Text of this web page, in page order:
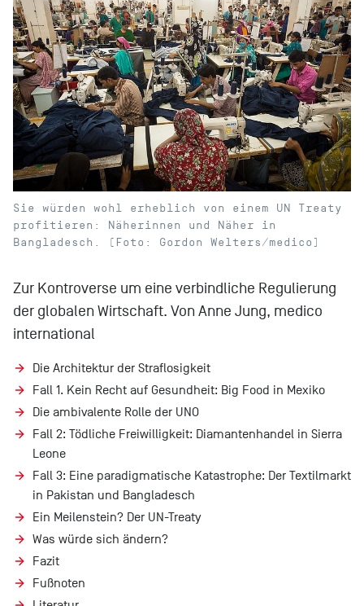
Sie würden wohl erheblich von einem UN Treaty
profitieren: Näherinnen und Näher in
Bangladesch. (Foto: Gordon Welters/medico)
Zur Kontroverse um eine verbindliche Regulierung
der globalen Wirtschaft. Von Anne Jung, medico
international
Die Architektur der Straflosigkeit
Fall 1. Kein Recht auf Gesundheit: Big Food in Mexiko
Die ambivalente Rolle der UNO
Fall 2: Tödliche Freiwilligkeit: Diamantenhandel in Sierra
Leone
Fall 3: Eine paradigmatische Katastrophe: Der Textilmarkt
in Pakistan und Bangladesch
Ein Meilenstein? Der UN-Treaty
Was würde sich ändern?
Fazit
Fußnoten